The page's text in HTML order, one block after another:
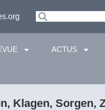
ACTUS
Klagen, Sorgen,